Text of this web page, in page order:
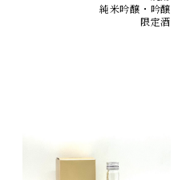
純米吟醸・吟醸
限定酒